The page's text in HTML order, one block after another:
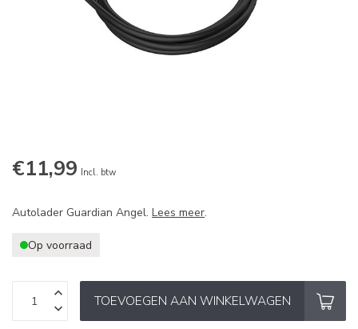
€11,99 Incl. btw
Autolader Guardian Angel. Lees meer.
Op voorraad
TOEVOEGEN AAN WINKELWAGEN